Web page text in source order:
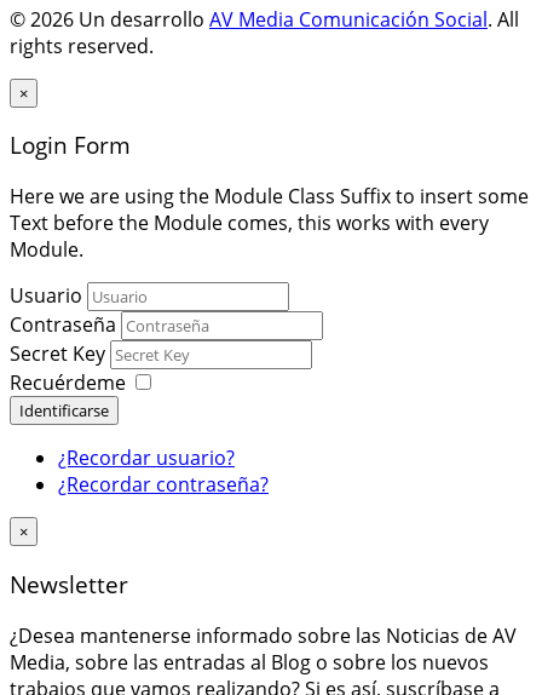
© 2026 Un desarrollo AV Media Comunicación Social. All
rights reserved.
×
Login Form
Here we are using the Module Class Suffix to insert some
Text before the Module comes, this works with every
Module.
Usuario
Contraseña
Secret Key
Recuérdeme
Identificarse
¿Recordar usuario?
¿Recordar contraseña?
×
Newsletter
¿Desea mantenerse informado sobre las Noticias de AV
Media, sobre las entradas al Blog o sobre los nuevos
trabajos que vamos realizando? Si es así, suscríbase a